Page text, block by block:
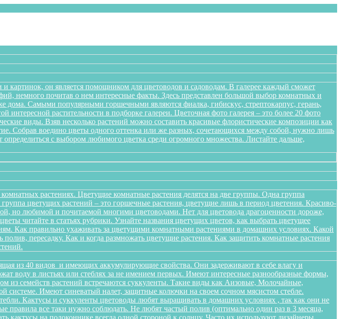
картинок, он является помощником для цветоводов и садоводам. В галерее каждый сможет
немного почитав о нем интересные факты. Здесь представлен большой выбор комнатных и
дома. Самыми популярными горшечными являются фиалка, гибискус, стрептокарпус, герань,
растительности в подборке галереи. Цветочная фото галерея – это более 20 фото
виды. Взяв несколько растений можно составить красивые флористические композиции как
Собрав воедино цветы одного оттенка или же разных, сочетающихся между собой, нужно лишь
с выбором любимого цветка среди огромного множества. Листайте дальше,
растениях. Цветущие комнатные растения делятся на две группы. Одна группа
цветущих растений – это горшечные растения, цветущие лишь в период цветения. Красиво-
но любимой и почитаемой многими цветоводами. Нет для цветовода драгоценности дороже,
читайте в статьях рубрики. Узнайте названия цветущих цветов, как выбрать цветущее
Как правильно ухаживать за цветущими комнатными растениями в домашних условиях. Какой
пересадку. Как и когда размножать цветущие растения. Как защитить комнатные растения
из 40 видов и имеющих аккумулирующие свойства. Они задерживают в себе влагу и
воду в листьях или стеблях за не имением первых. Имеют интересные разнообразные формы,
из семейств растений встречаются суккуленты. Такие виды как Аизовые, Молочайные,
Имеют синеватый налет, защитные колючки на своем сочном мясистом стебле.
Кактусы и суккуленты цветоводы любят выращивать в домашних условиях , так как они не
все таки нужно соблюдать. Не любят частый полив (оптимально один раз в 3 месяца,
на подоконнике всегда одной стороной к солнцу. Часто их используют дизайнеры,